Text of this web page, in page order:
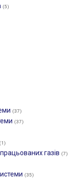
(5)
(37)
(37)
(1)
газів (7)
(35)